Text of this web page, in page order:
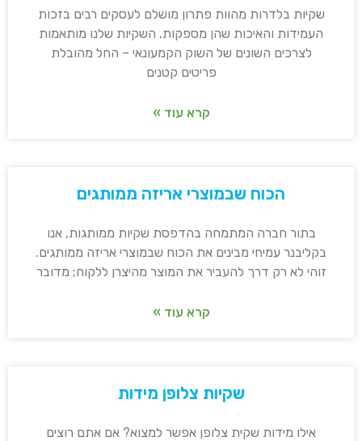
שקיות בלדרות מהוות פתרון מושלם לעסקים רבים בזכות
העמידות והאיכות שהן מספקות. השקיות שלנו מותאמות
לצרכים השונים של השוק הקמעונאי – החל מהובלת
פריטים קטנים
קרא עוד »
הכוח שבמוצרי אריזה ממותגים
בתור חברה המתמחה בהדפסת שקיות ממותגות, אנו
בקליבנר עמיחי מבינים את הכוח שבמוצרי אריזה ממותגים.
זוהי לא רק דרך להעביר את המוצר מהיצרן ללקוח; מדובר
קרא עוד »
שקיות צלופן מידות
אילו מידות שקית צלופן אפשר למצוא? אם אתם רוצים